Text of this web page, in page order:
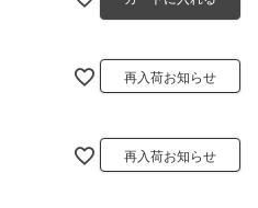
再入荷お知らせ
再入荷お知らせ